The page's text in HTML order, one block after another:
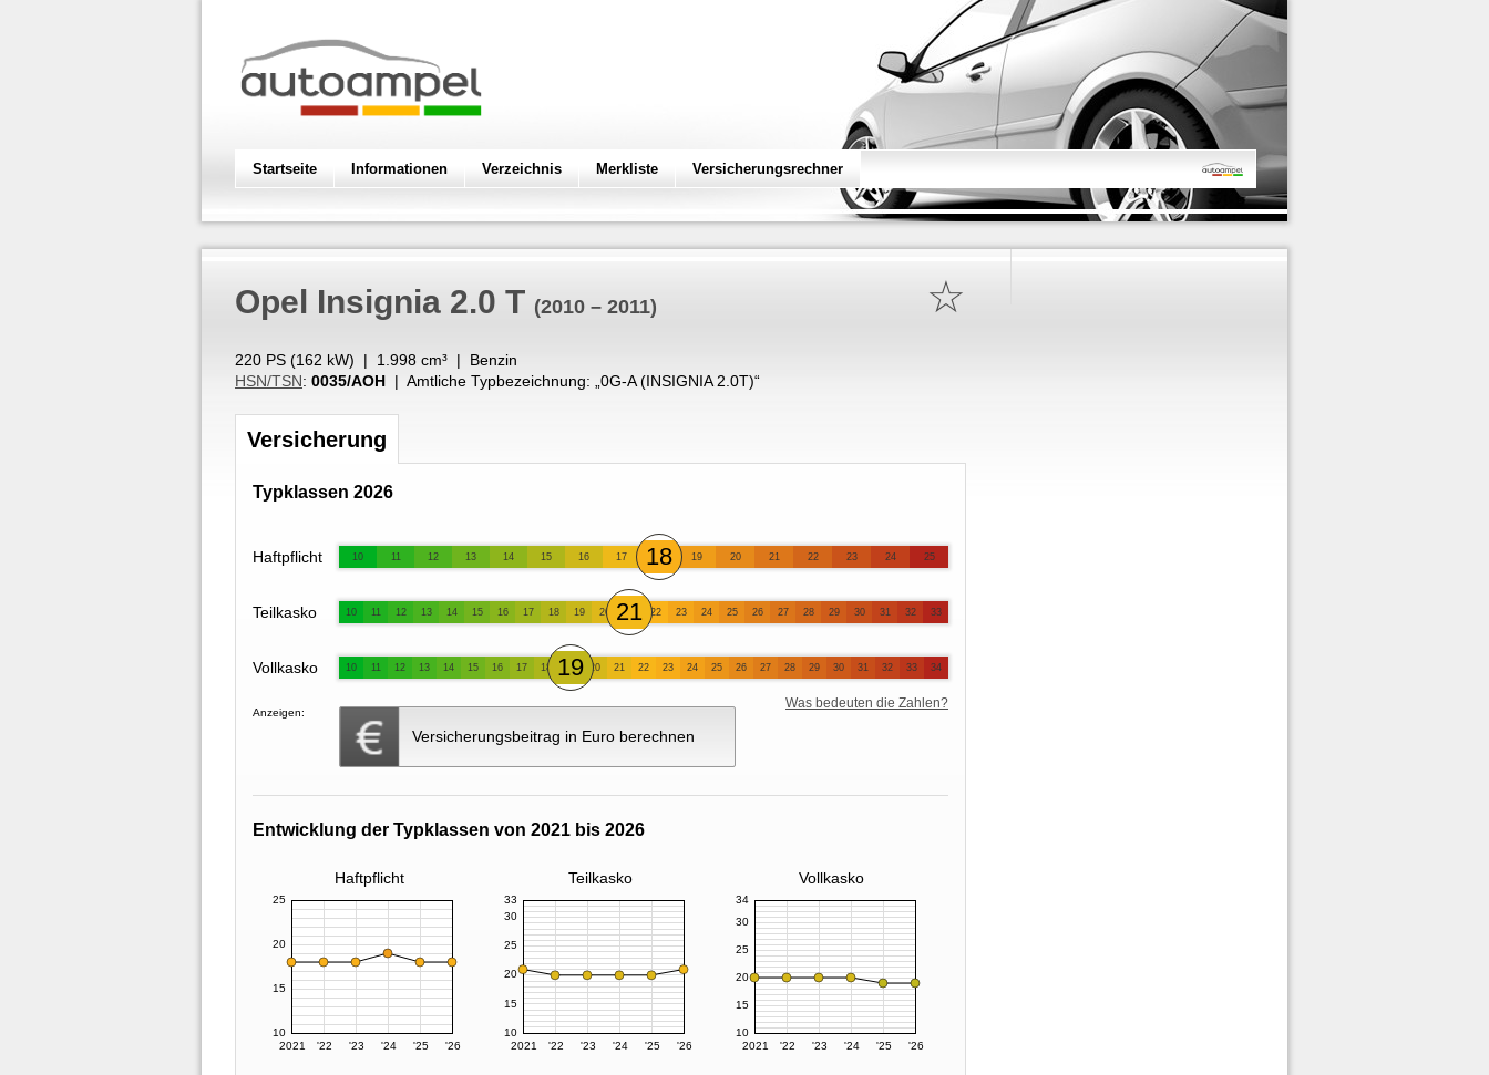
Startseite Informationen Verzeichnis Merkliste Versicherungsrechner
☆
Opel Insignia 2.0 T (2010 – 2011)
220 PS (162 kW) | 1.998 cm³ | Benzin
HSN/TSN: 0035/AOH | Amtliche Typbezeichnung: „ 0G-A (INSIGNIA 2.0T)“
Versicherung
Typklassen 2026
Haftpflicht 10 11 12 13 14 15 16 17 18 19 20 21 22 23 24 25
Teilkasko 10 11 12 13 14 15 16 17 18 19 20 21 22 23 24 25 26 27 28 29 30 31 32 33
Vollkasko 10 11 12 13 14 15 16 17 18 19 20 21 22 23 24 25 26 27 28 29 30 31 32 33 34
Anzeigen:
Versicherungsbeitrag in Euro berechnen
Was bedeuten die Zahlen?
Entwicklung der Typklassen von 2021 bis 2026
Haftpflicht Teilkasko Vollkasko
2021 '22 '23 '24 '25 '26
10
15
20
25
2021 '22 '23 '24 '25 '26
10
15
20
25
30
33
2021 '22 '23 '24 '25 '26
10
15
20
25
30
34